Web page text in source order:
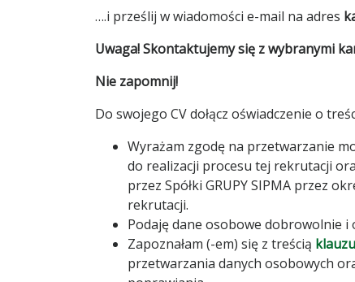
….i prześlij w wiadomości e-mail na adres
Uwaga! Skontaktujemy się z wybranymi
Nie zapomnij!
Do swojego CV dołącz oświadczenie o
Wyrażam zgodę na przetwarzanie
do realizacji procesu tej rekrutacji
przez Spółki GRUPY SIPMA przez
rekrutacji.
Podaję dane osobowe dobrowolnie i
Zapoznałam (-em) się z treścią
przetwarzania danych osobowych